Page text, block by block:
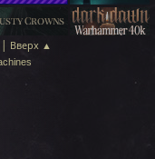
| Вверх ▲